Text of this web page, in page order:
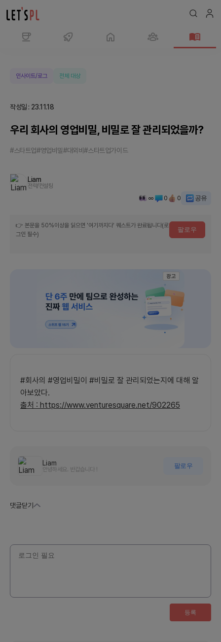
인사이트/로그 전체 대상
작성일 : 23.11.18
우리 회사의 영업비밀, 비밀로 잘 관리되었을까?
#스타트업#영업비밀#대외비#스타트업가이드
Liam
전략/컨설팅
∞ 0 0 공유
👉 본문을 50%이상을 읽으면 '여기까지다' 퀘스트가 완료됩니다(로
그인 필수)
팔로우
광고
#회사의 #영업비밀이 #비밀로 잘 관리되었는지에 대해 알
아보았다.
출처 : https://www.venturesquare.net/902265
Liam
안녕하세요. 반갑습니다 ! 팔로우
댓글닫기
등록